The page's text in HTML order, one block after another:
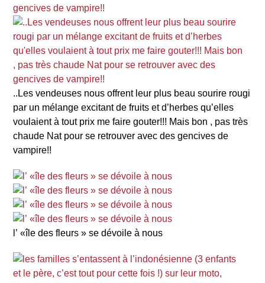
..Les vendeuses nous offrent leur plus beau sourire rougi
par un mélange excitant de fruits et d’herbes qu’elles
voulaient à tout prix me faire gouter!!! Mais bon , pas très
chaude Nat pour se retrouver avec des gencives de
vampire!!
l’ «île des fleurs » se dévoile à nous